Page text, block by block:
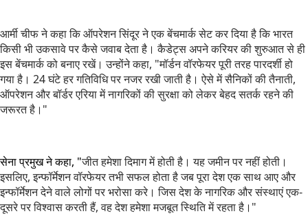
आर्मी चीफ ने कहा कि ऑपरेशन सिंदूर ने एक बेंचमार्क सेट कर दिया है कि भारत
किसी भी उकसावे पर कैसे जवाब देता है। कैडेट्स अपने करियर की शुरुआत से ही
इस बेंचमार्क को बनाए रखें। उन्होंने कहा, "मॉर्डन वॉरफेयर पूरी तरह पारदर्शी हो
गया है। 24 घंटे हर गतिविधि पर नजर रखी जाती है। ऐसे में सैनिकों की तैनाती,
ऑपरेशन और बॉर्डर एरिया में नागरिकों की सुरक्षा को लेकर बेहद सतर्क रहने की
जरूरत है।"
सेना प्रमुख ने कहा, "जीत हमेशा दिमाग में होती है। यह जमीन पर नहीं होती।
इसलिए, इन्फॉर्मेशन वॉरफेयर तभी सफल होता है जब पूरा देश एक साथ आए और
इन्फॉर्मेशन देने वाले लोगों पर भरोसा करे। जिस देश के नागरिक और संस्थाएं एक-
दूसरे पर विश्वास करती हैं, वह देश हमेशा मजबूत स्थिति में रहता है।"